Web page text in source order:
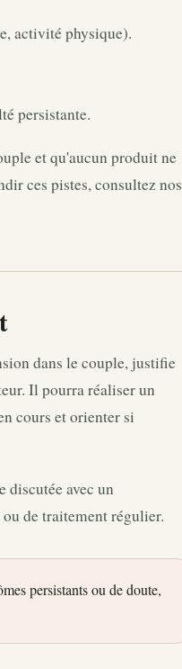
activité physique).
persistante.
et qu'aucun produit ne
ces pistes, consultez nos
dans le couple, justifie
Il pourra réaliser un
cours et orienter si
discutée avec un
de traitement régulier.
persistants ou de doute,